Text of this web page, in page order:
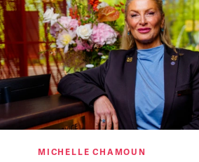
MICHELLE CHAMOUN